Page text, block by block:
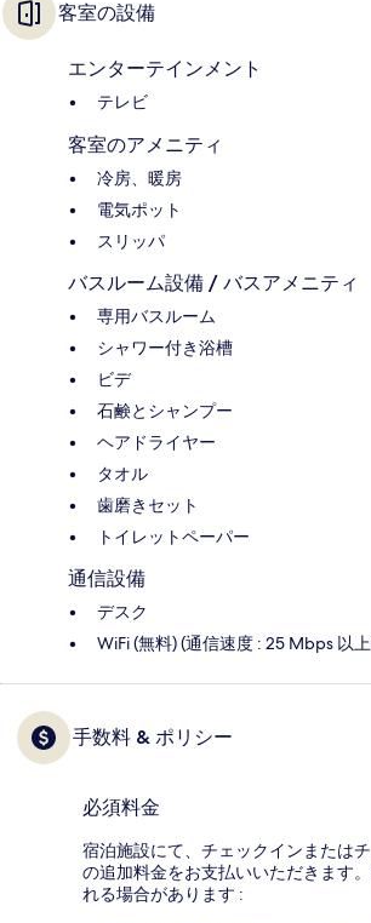
客室の設備
エンターテインメント
テレビ
客室のアメニティ
冷房、暖房
電気ポット
スリッパ
バスルーム設備 / バスアメニティ
専用バスルーム
シャワー付き浴槽
ビデ
石鹸とシャンプー
ヘアドライヤー
タオル
歯磨きセット
トイレットペーパー
通信設備
デスク
WiFi (無料) (通信速度 : 25 Mbps 以
手数料 & ポリシー
必須料金
宿泊施設にて、チェックインまたは
の追加料金をお支払いいただきます
れる場合があります :